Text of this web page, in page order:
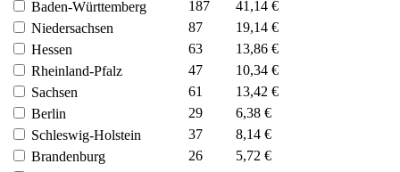
Baden-Württemberg
187
41,14 €
Niedersachsen
87
19,14 €
Hessen
63
13,86 €
Rheinland-Pfalz
47
10,34 €
Sachsen
61
13,42 €
Berlin
29
6,38 €
Schleswig-Holstein
37
8,14 €
Brandenburg
26
5,72 €